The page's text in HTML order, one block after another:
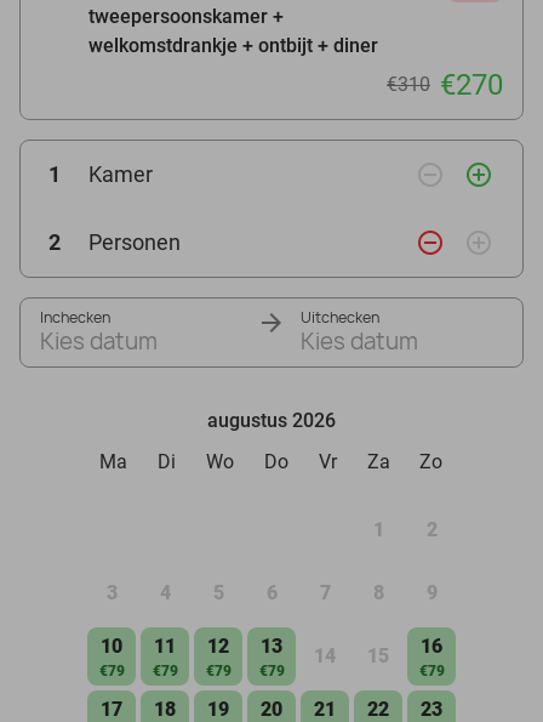
tweepersoonskamer +
welkomstdrankje + ontbijt + diner
€310 €270
1 Kamer remove_circle_outline add_circle_outline
2 Personen remove_circle_outline add_circle_outline
Inchecken
Kies datum
Uitchecken
Kies datum
augustus 2026
Ma
Di Wo Do Vr Za Zo
1 2
3 4 5 6 7 8 9
10
€79
11
€79
12
€79
13
€79
14 15 16
€79
17 18 19 20 21 22 23